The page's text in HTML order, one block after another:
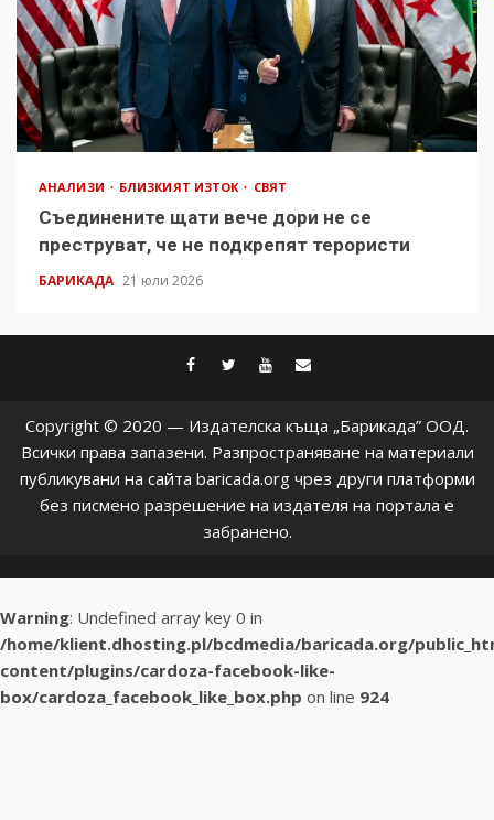
АНАЛИЗИ БЛИЗКИЯТ ИЗТОК СВЯТ
Съединените щати вече дори не се
преструват, че не подкрепят терористи
БАРИКАДА 21 юли 2026
facebook
twitter
youtube
Copyright © 2020 — Издателска къща „Барикада” ООД.
Всички права запазени. Разпространяване на материали
публикувани на сайта baricada.org чрез други платформи
без писмено разрешение на издателя на портала е
забранено.
Warning: Undefined array key 0 in
/home/klient.dhosting.pl/bcdmedia/baricada.org/
content/plugins/cardoza-facebook-like-
box/cardoza_facebook_like_box.php on line 924